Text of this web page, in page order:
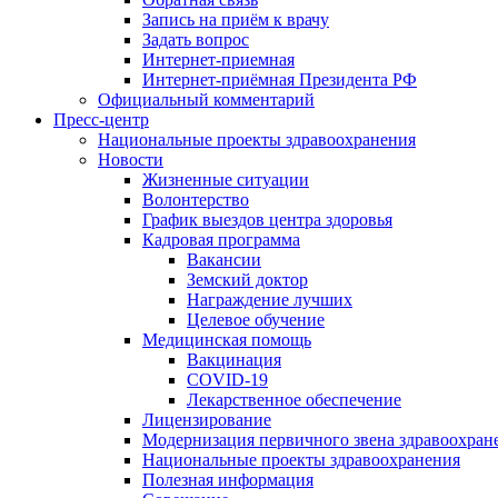
Запись на приём к врачу
Задать вопрос
Интернет-приемная
Интернет-приёмная Президента РФ
Официальный комментарий
Пресс-центр
Национальные проекты здравоохранения
Новости
Жизненные ситуации
Волонтерство
График выездов центра здоровья
Кадровая программа
Вакансии
Земский доктор
Награждение лучших
Целевое обучение
Медицинская помощь
Вакцинация
COVID-19
Лекарственное обеспечение
Лицензирование
Модернизация первичного звена
Национальные проекты здравоохранения
Полезная информация